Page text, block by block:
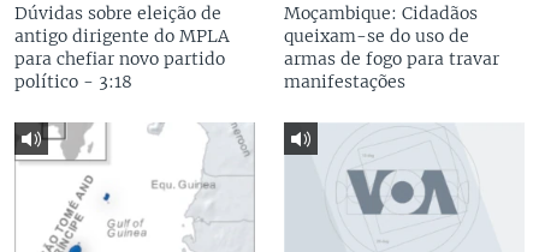
Dúvidas sobre eleição de
antigo dirigente do MPLA
para chefiar novo partido
político - 3:18
Moçambique: Cidadãos
queixam-se do uso de
armas de fogo para travar
manifestações